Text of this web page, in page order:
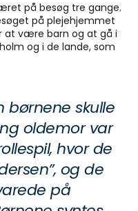
på besøg tre gange.
på plejehjemmet
at være barn og at gå i
og i de lande, som
børnene skulle
oldemor var
hvor de
og de
på